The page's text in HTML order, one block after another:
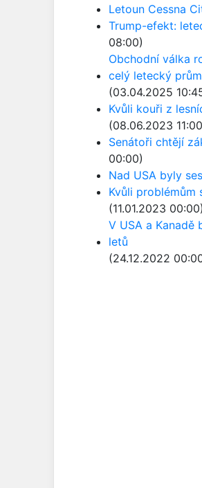
Letoun Cessna
Trump-efekt:
08:00)
Obchodní válka
celý letecký
(03.04.2025
Kvůli kouři z
(08.06.2023
Senátoři chtějí
00:00)
Nad USA byly
Kvůli problémům
(11.01.2023 00:00)
V USA a
letů
(24.12.2022